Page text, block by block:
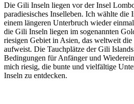
Die Gili Inseln liegen vor der Insel
paradiesisches Inselleben. Ich wählte die
einem längeren Unterbruch wieder
die Gili Inseln liegen im sogenannten
riesigen Gebiet in Asien, das weltweit
aufweist. Die Tauchplätze der Gili
Bedingungen für Anfänger und
mich riesig, die bunte und vielfältige
Inseln zu entdecken.